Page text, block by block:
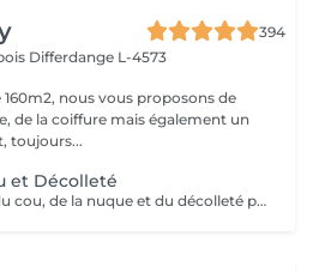
394
Differdange L-4573
nous vous proposons de
de la coiffure mais également un
toujours...
et Décolleté
Le massage du visage, du cou, de la nuque et du décolleté permet le relâchement des tensions accumulées ; il stimule la circulation sanguine et redonne à la peau l'éclat de la santé. Détendre les muscles faciaux aide à réduire l'impact des années. Des massages du visage réguliers contribuent à resserrer et à remonter les muscles. Dans le cou et la nuque se logent et s'accumulent des tensions qu'il faut détendre de façon régulière pour retrouver une bonne mobilité, une aisance. Ce massage procure une sensation durable de détente et de bien être.